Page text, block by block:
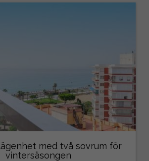
med två sovrum för
vintersäsongen